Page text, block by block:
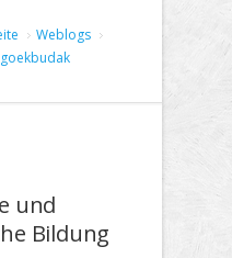
Weblogs
und
Bildung